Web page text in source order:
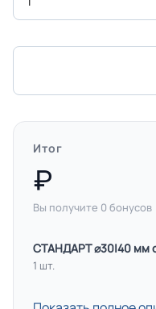
Итог
Вы получите 0 бонусов
СТАНДАРТ ⌀30|40 мм
1 шт.